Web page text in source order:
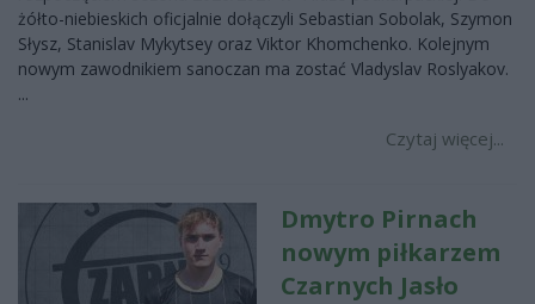
żółto-niebieskich oficjalnie dołączyli Sebastian Sobolak, Szymon
Słysz, Stanislav Mykytsey oraz Viktor Khomchenko. Kolejnym
nowym zawodnikiem sanoczan ma zostać Vladyslav Roslyakov.
...
Czytaj więcej...
Dmytro Pirnach
nowym piłkarzem
Czarnych Jasło